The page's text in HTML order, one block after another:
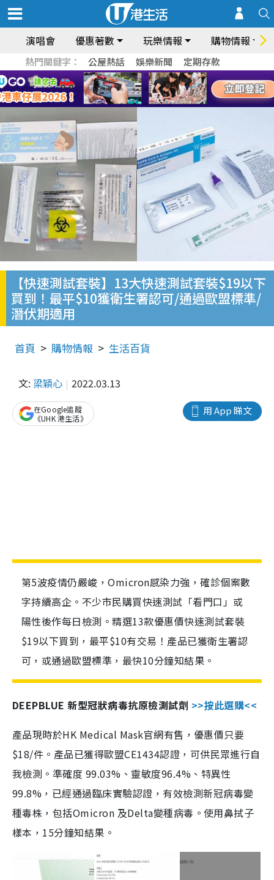
演唱會 優惠著數 玩樂情報 購物情報
熱門關鍵字： 公屋熱話 娛樂新聞 定期存款
【快速測試套裝】13大快速測試套裝$19以下
買到！最平$10獲衛生署認可/通過歐盟標準/
潛伏期適用
首頁 購物情報 生活百貨
文: 梁穎心 2022.03.13
用 App 睇文
在Google追蹤
《UHK 港生活》
第5波疫情仍嚴峻，Omicron感染力強，確診個案數
字持續高企。不少市民購買快速測試「看門口」或
陽性後作每日檢測。精選13款優惠價快速測試套裝
$19以下買到，最平$10有交易！產品已獲衛生署認
可，或通過歐盟標準，最快10分鐘知結果。
DEEPBLUE 新型冠狀病毒抗原檢測試劑 >>按此選購<<
產品現時於HK Medical Mask官網有售，優惠價只要
$18/件。產品已獲得歐盟CE1434認證，可供民眾進行自
我檢測。準確度 99.03%、靈敏度96.4%、特異性
99.8%，已經通過臨床實驗認證，有效檢測新冠病毒變
種毒株，包括Omicron 及Delta變種病毒。使用鼻拭子
樣本，15分鐘知結果。